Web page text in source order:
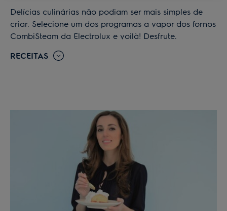
Delícias culinárias não podiam ser mais simples de
criar. Selecione um dos programas a vapor dos fornos
CombiSteam da Electrolux e voilà! Desfrute.
RECEITAS